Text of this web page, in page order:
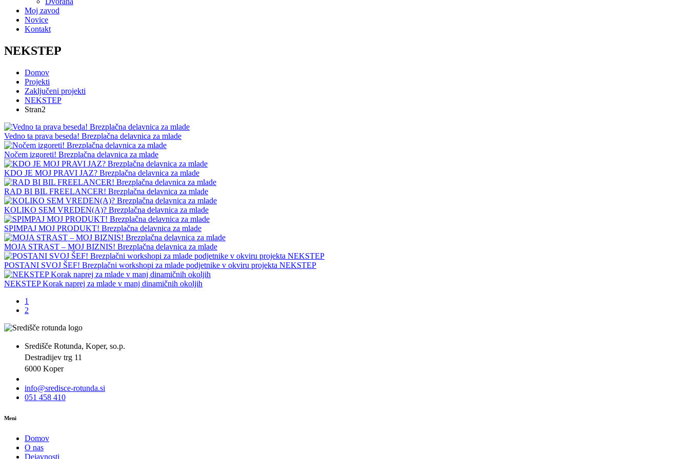
Moj zavod
Novice
Kontakt
NEKSTEP
Domov
Projekti
Zaključeni projekti
NEKSTEP
Stran2
Vedno ta prava beseda! Brezplačna delavnica za mlade
Nočem izgoreti! Brezplačna delavnica za mlade
KDO JE MOJ PRAVI JAZ? Brezplačna delavnica za mlade
RAD BI BIL FREELANCER! Brezplačna delavnica za mlade
KOLIKO SEM VREDEN(A)? Brezplačna delavnica za mlade
SPIMPAJ MOJ PRODUKT! Brezplačna delavnica za mlade
MOJA STRAST – MOJ BIZNIS! Brezplačna delavnica za mlade
POSTANI SVOJ ŠEF! Brezplačni workshopi za mlade podjetnike v okviru projekta NEKSTEP
NEKSTEP Korak naprej za mlade v manj dinamičnih okoljih
1
2
Središče Rotunda, Koper, so.p.
Destradijev trg 11
6000 Koper
info@sredisce-rotunda.si
051 458 410
Meni
Domov
O nas
Dejavnosti